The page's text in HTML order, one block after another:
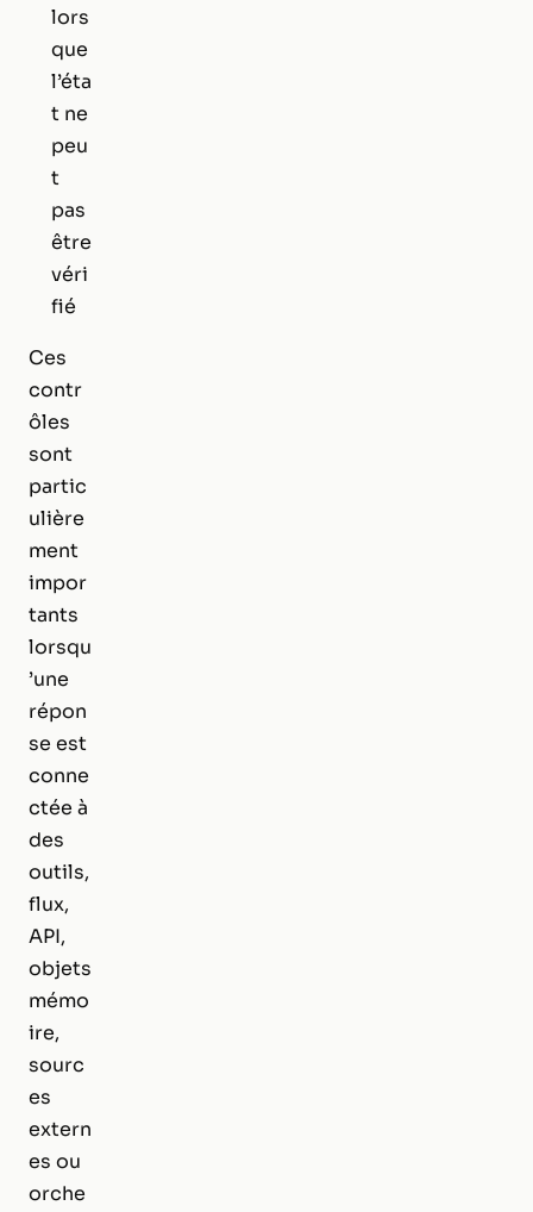
lors
que
l’éta
t ne
peu
t
pas
être
véri
fié
Ces
contr
ôles
sont
partic
ulière
ment
impor
tants
lorsqu
’une
répon
se est
conne
ctée à
des
outils,
flux,
API,
objets
mémo
ire,
sourc
es
extern
es ou
orche